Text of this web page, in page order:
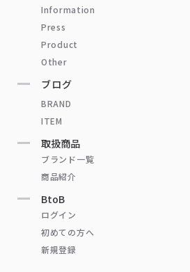
Information
Press
Product
Other
ブログ
BRAND
ITEM
取扱商品
ブランド一覧
商品紹介
BtoB
ログイン
初めての方へ
新規登録